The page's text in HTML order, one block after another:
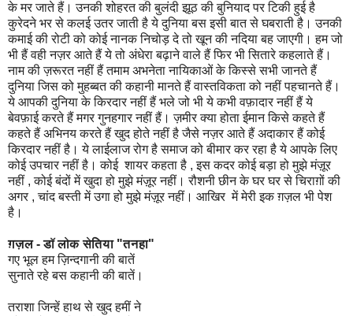
के मर जाते हैं। उनकी शोहरत की बुलंदी झूठ की बुनियाद पर टिकी हुई है
कुरेदने भर से कलई उतर जाती है ये दुनिया बस इसी बात से घबराती है। उनकी
कमाई की रोटी को कोई नानक निचोड़ दे तो खून की नदिया बह जाएगी। हम जो
भी हैं वही नज़र आते हैं ये तो अंधेरा बढ़ाने वाले हैं फिर भी सितारे कहलाते हैं।
नाम की ज़रूरत नहीं हैं तमाम अभनेता नायिकाओं के किस्से सभी जानते हैं
दुनिया जिस को मुहब्बत की कहानी मानते हैं वास्तविकता को नहीं पहचानते हैं।
ये आपकी दुनिया के किरदार नहीं हैं भले जो भी ये कभी वफ़ादार नहीं हैं ये
बेवफ़ाई करते हैं मगर गुनहगार नहीं हैं। ज़मीर क्या होता ईमान किसे कहते हैं
कहते हैं अभिनय करते हैं खुद होते नहीं है जैसे नज़र आते हैं अदाकार हैं कोई
किरदार नहीं है। ये लाईलाज रोग है समाज को बीमार कर रहा है ये आपके लिए
कोई उपचार नहीं है। कोई शायर कहता है , इस कदर कोई बड़ा हो मुझे मंज़ूर
नहीं , कोई बंदों में खुदा हो मुझे मंज़ूर नहीं। रौशनी छीन के घर घर से चिराग़ों की
अगर , चांद बस्ती में उगा हो मुझे मंज़ूर नहीं। आखिर में मेरी इक ग़ज़ल भी पेश
है।
ग़ज़ल - डॉ लोक सेतिया "तनहा"
गए भूल हम ज़िन्दगानी की बातें
सुनाते रहे बस कहानी की बातें।
तराशा जिन्हें हाथ से खुद हमीं ने